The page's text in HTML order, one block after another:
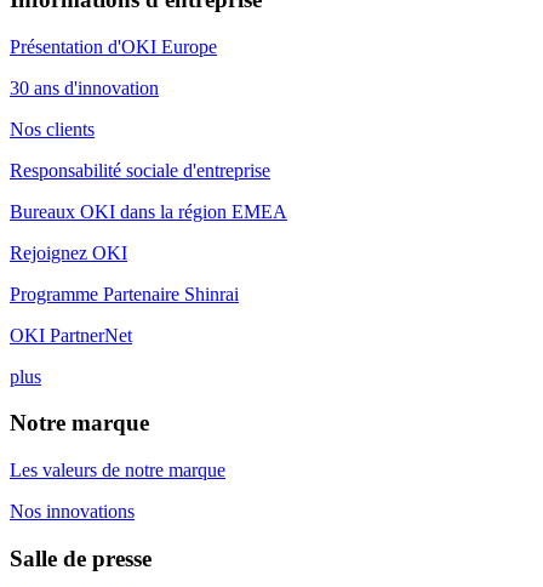
Présentation d'OKI Europe
30 ans d'innovation
Nos clients
Responsabilité sociale d'entreprise
Bureaux OKI dans la région EMEA
Rejoignez OKI
Programme Partenaire Shinrai
OKI PartnerNet
plus
Notre marque
Les valeurs de notre marque
Nos innovations
Salle de presse